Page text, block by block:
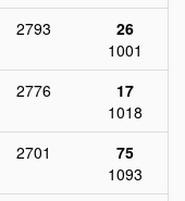
2793
26
1001
2776
17
1018
2701
75
1093